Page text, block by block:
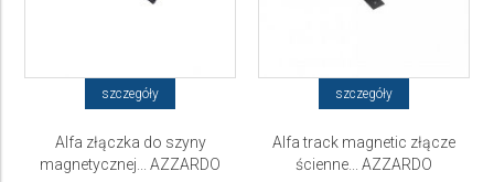
szczegóły
Alfa złączka do szyny
magnetycznej... AZZARDO
szczegóły
Alfa track magnetic złącze
ścienne... AZZARDO